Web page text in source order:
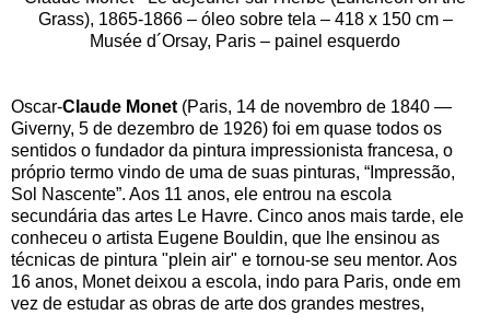
Grass), 1865-1866 – óleo sobre tela – 418 x 150 cm –
Musée d´Orsay, Paris – painel esquerdo
Oscar-Claude Monet (Paris, 14 de novembro de 1840 —
Giverny, 5 de dezembro de 1926) foi em quase todos os
sentidos o fundador da pintura impressionista francesa, o
próprio termo vindo de uma de suas pinturas, “Impressão,
Sol Nascente”. Aos 11 anos, ele entrou na escola
secundária das artes Le Havre. Cinco anos mais tarde, ele
conheceu o artista Eugene Bouldin, que lhe ensinou as
técnicas de pintura "plein air" e tornou-se seu mentor. Aos
16 anos, Monet deixou a escola, indo para Paris, onde em
vez de estudar as obras de arte dos grandes mestres,